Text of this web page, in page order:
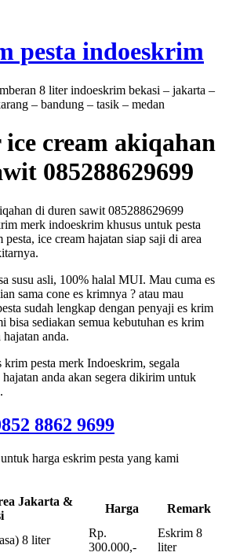
pesta indoeskrim
8 liter indoeskrim bekasi – jakarta –
– bandung – tasik – medan
cream akiqahan
085288629699
di duren sawit 085288629699
merk indoeskrim khusus untuk pesta
ice cream hajatan siap saji di area
susu asli, 100% halal MUI. Mau cuma es
sama cone es krimnya ? atau mau
sudah lengkap dengan penyaji es krim
bisa sediakan semua kebutuhan es krim
anda.
pesta merk Indoeskrim, segala
anda akan segera dikirim untuk
8862 9699
harga eskrim pesta yang kami
Jakarta &
Harga Remark
8 liter
Rp.
300.000,-
Eskrim 8
liter